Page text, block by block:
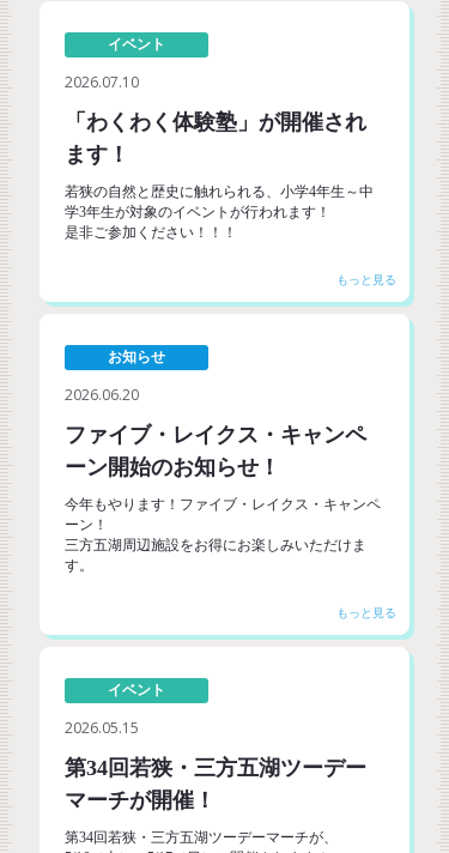
イベント
2026.07.10
「わくわく体験塾」が開催され
ます！
若狭の自然と歴史に触れられる、小学4年生～中
学3年生が対象のイベントが行われます！
是非ご参加ください！！！
お知らせ
2026.06.20
ファイブ・レイクス・キャンペ
ーン開始のお知らせ！
今年もやります！ファイブ・レイクス・キャンペ
ーン！
三方五湖周辺施設をお得にお楽しみいただけま
す。
イベント
2026.05.15
第34回若狭・三方五湖ツーデー
マーチが開催！
第34回若狭・三方五湖ツーデーマーチが、